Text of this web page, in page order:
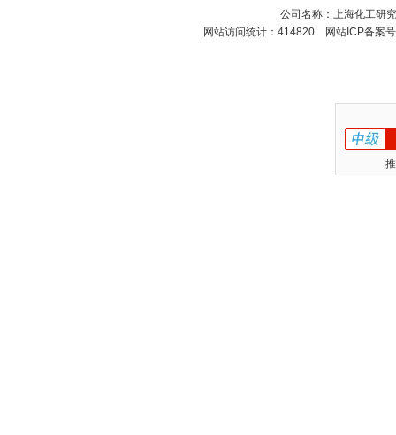
公司名称：上海化工研
网站访问统计：414820 网站ICP备案